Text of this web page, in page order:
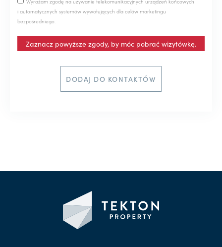
Wyrażam zgodę na używanie telekomunikacyjnych urządzeń końcowych
i automatycznych systemów wywołujących dla celów marketingu
bezpośredniego.
Zaznacz powyższe zgody, by móc pobrać wizytówkę.
DODAJ DO KONTAKTÓW